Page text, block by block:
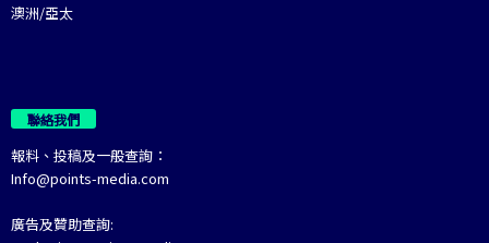
澳洲/亞太
聯絡我們
報料、投稿及一般查詢：
Info@points-media.com
廣告及贊助查詢: